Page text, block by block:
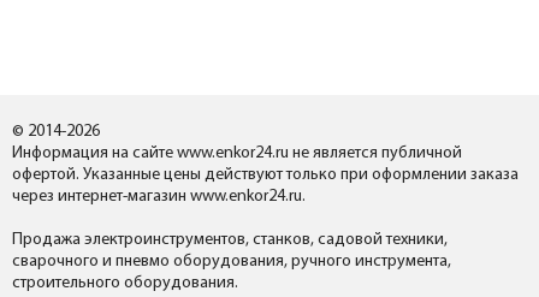
© 2014-2026
Информация на сайте www.enkor24.ru не является публичной
офертой. Указанные цены действуют только при оформлении заказа
через интернет-магазин www.enkor24.ru.
Продажа электроинструментов, станков, садовой техники,
сварочного и пневмо оборудования, ручного инструмента,
строительного оборудования.